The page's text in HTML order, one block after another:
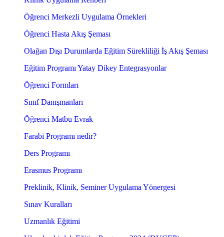
Öğrenci Merkezli Uygulama Örnekleri
Öğrenci Hasta Akış Şeması
Olağan Dışı Durumlarda Eğitim Sürekliliği İş Akış Şeması
Eğitim Programı Yatay Dikey Entegrasyonlar
Öğrenci Formları
Sınıf Danışmanları
Öğrenci Matbu Evrak
Farabi Programı nedir?
Ders Programı
Erasmus Programı
Preklinik, Klinik, Seminer Uygulama Yönergesi
Sınav Kuralları
Uzmanlık Eğitimi